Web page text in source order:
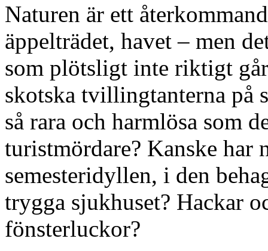
Naturen är ett
äppelträdet, havet – men
som plötsligt inte riktigt
skotska tvillingtanterna på
så rara och harmlösa som
turistmördare? Kanske
semesteridyllen, i den
trygga sjukhuset? Hackar
fönsterluckor?